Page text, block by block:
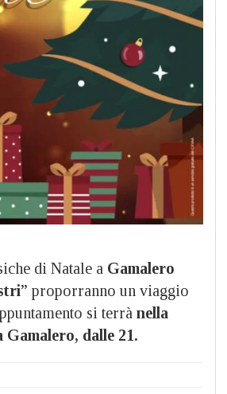
di Natale a Gamalero
” proporranno un viaggio
si terrà nella
dalle 21.